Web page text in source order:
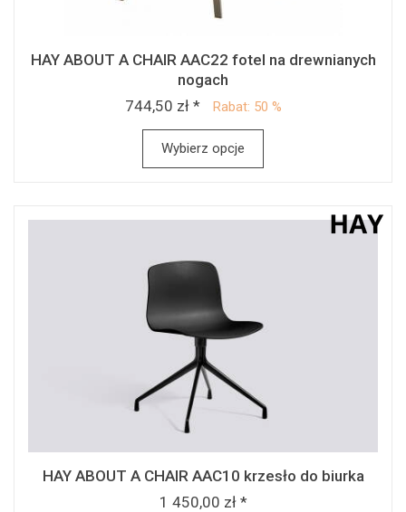
HAY ABOUT A CHAIR AAC22 fotel na drewnianych
nogach
744,50 zł *
Rabat: 50 %
Wybierz opcje
HAY ABOUT A CHAIR AAC10 krzesło do biurka
1 450,00 zł *